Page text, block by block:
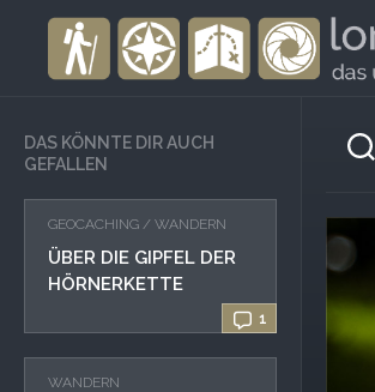
DAS KÖNNTE DIR AUCH
GEFALLEN
1
GEOCACHING / WANDERN
ÜBER DIE GIPFEL DER
HÖRNERKETTE
WANDERN